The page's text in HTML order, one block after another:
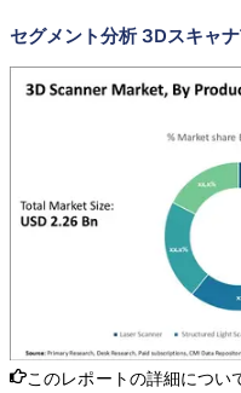
セグメント分析 3Dスキャ
このレポートの詳細につい